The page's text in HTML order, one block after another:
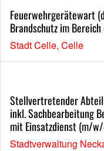
Feuerwehrgerätewart
Brandschutz im
Stadt Celle, Celle
Stellvertretender
inkl. Sachbearbeitung
mit Einsatzdienst (m/
Stadtverwaltung